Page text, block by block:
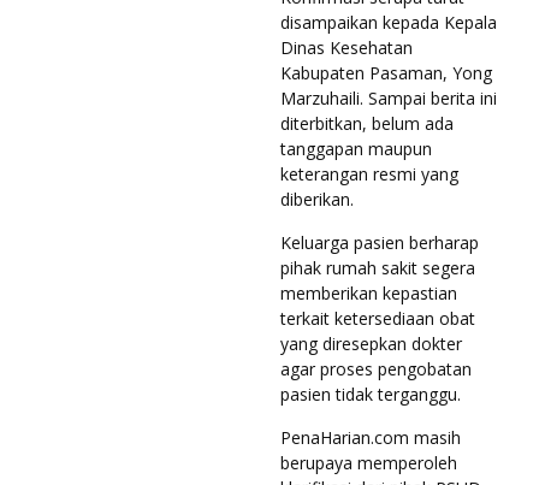
disampaikan kepada Kepala
Dinas Kesehatan
Kabupaten Pasaman, Yong
Marzuhaili. Sampai berita ini
diterbitkan, belum ada
tanggapan maupun
keterangan resmi yang
diberikan.
Keluarga pasien berharap
pihak rumah sakit segera
memberikan kepastian
terkait ketersediaan obat
yang diresepkan dokter
agar proses pengobatan
pasien tidak terganggu.
PenaHarian.com masih
berupaya memperoleh